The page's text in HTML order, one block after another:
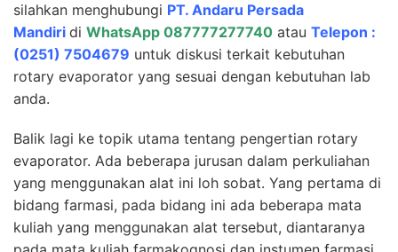
silahkan menghubungi PT. Andaru Persada
Mandiri di WhatsApp 087777277740 atau Telepon :
(0251) 7504679 untuk diskusi terkait kebutuhan
rotary evaporator yang sesuai dengan kebutuhan lab
anda.
Balik lagi ke topik utama tentang pengertian rotary
evaporator. Ada beberapa jurusan dalam perkuliahan
yang menggunakan alat ini loh sobat. Yang pertama di
bidang farmasi, pada bidang ini ada beberapa mata
kuliah yang menggunakan alat tersebut, diantaranya